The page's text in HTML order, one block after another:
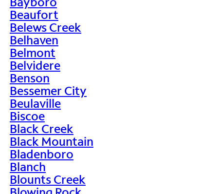
Beaufort
Belews Creek
Belhaven
Belmont
Belvidere
Benson
Bessemer City
Beulaville
Biscoe
Black Creek
Black Mountain
Bladenboro
Blanch
Blounts Creek